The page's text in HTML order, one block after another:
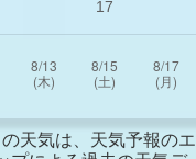
天気は、天気予報の